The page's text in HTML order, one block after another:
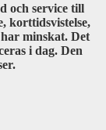
och service till
korttidsvistelse,
minskat. Det
i dag. Den